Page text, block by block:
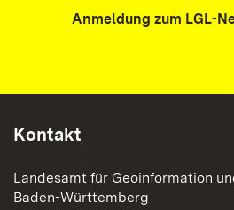
Anmeldung zum LGL-
Kontakt
Landesamt für Geoinformation
Baden-Württemberg